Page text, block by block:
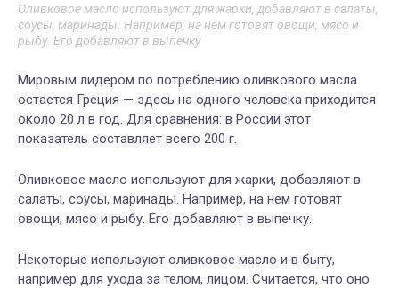
Оливковое масло используют для жарки, добавляют в салаты,
соусы, маринады. Например, на нем готовят овощи, мясо и
рыбу. Его добавляют в выпечку
Мировым лидером по потреблению оливкового масла
остается Греция — здесь на одного человека приходится
около 20 л в год. Для сравнения: в России этот
показатель составляет всего 200 г.
Оливковое масло используют для жарки, добавляют в
салаты, соусы, маринады. Например, на нем готовят
овощи, мясо и рыбу. Его добавляют в выпечку.
Некоторые используют оливковое масло и в быту,
например для ухода за телом, лицом. Считается, что оно